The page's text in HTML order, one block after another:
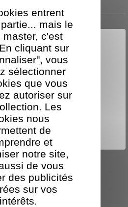
video : FNAC
juillet 2013
entrent
mais le
master, c'est
cliquant sur
vous
sélectionner
que vous
autoriser sur
Les
nous
de
et
notre site,
de vous
des publicités
sur vos
intérêts.